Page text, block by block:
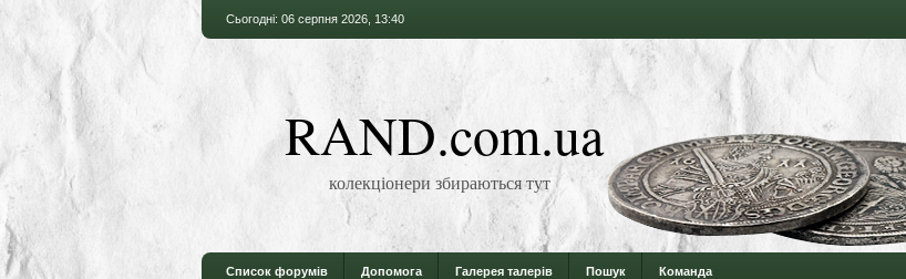
Сьогодні: 06 серпня 2026, 13:40
RAND.com.ua
колекціонери збираються тут
Список форумів Допомога Галерея талерів Пошук Команда